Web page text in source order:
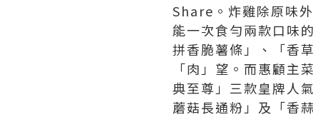
Share。炸雞除原味
能一次食勻兩款口味
拼香脆薯條」、「香
「肉」望。而惠顧主
典至尊」三款皇牌人
蘑菇長通粉」及「香